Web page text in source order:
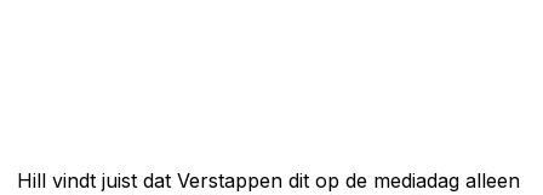
Hill vindt juist dat Verstappen dit op de mediadag alleen